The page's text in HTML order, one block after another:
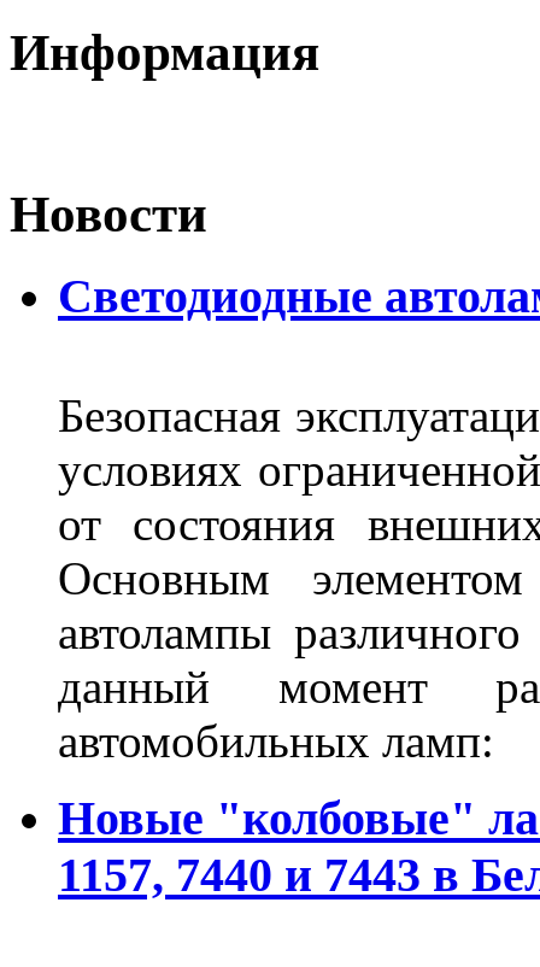
Информация
Новости
Светодиодные
Безопасная
условиях
от состояния
Основным
автолампы
данный момент
автомобильных ламп:
Новые "колбовые"
1157, 7440 и 7443 в